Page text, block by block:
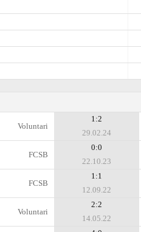
Voluntari
1:2
29.02.24
FCSB
0:0
22.10.23
FCSB
1:1
12.09.22
Voluntari
2:2
14.05.22